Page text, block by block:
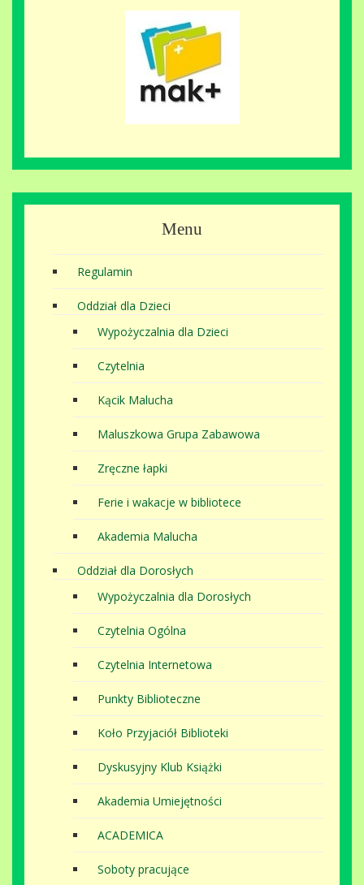
Menu
Regulamin
Oddział dla Dzieci
Wypożyczalnia dla Dzieci
Czytelnia
Kącik Malucha
Maluszkowa Grupa Zabawowa
Zręczne łapki
Ferie i wakacje w bibliotece
Akademia Malucha
Oddział dla Dorosłych
Wypożyczalnia dla Dorosłych
Czytelnia Ogólna
Czytelnia Internetowa
Punkty Biblioteczne
Koło Przyjaciół Biblioteki
Dyskusyjny Klub Książki
Akademia Umiejętności
ACADEMICA
Soboty pracujące